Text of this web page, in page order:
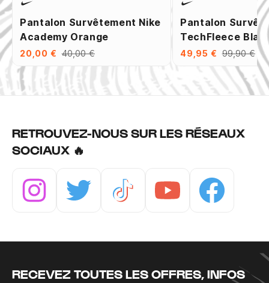
Pantalon Survêtement Nike
Academy Orange
20,00 € 40,00 €
Pantalon
TechFleece
49,95 € 99,90 €
RETROUVEZ-NOUS SUR LES RÉSEAUX
SOCIAUX 🔥
RECEVEZ TOUTES LES OFFRES, INFOS